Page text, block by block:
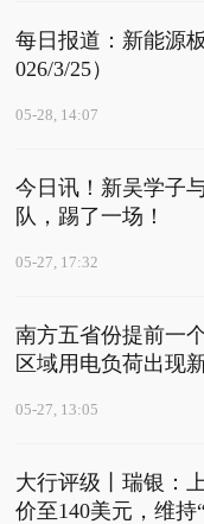
每日报道：新能源
026/3/25）
05-28, 14:07
今日讯！新吴学子
队，踢了一场！
05-27, 17:32
南方五省份提前一
区域用电负荷出现
05-27, 13:05
大行评级丨瑞银：
价至140美元，维持